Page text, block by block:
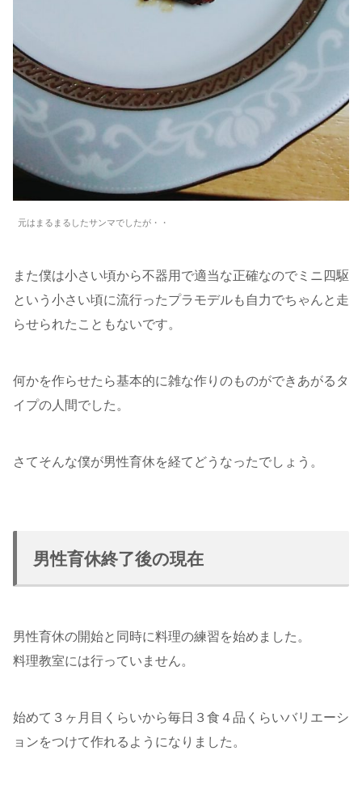
元はまるまるしたサンマでしたが・・
また僕は小さい頃から不器用で適当な正確なのでミニ四駆
という小さい頃に流行ったプラモデルも自力でちゃんと走
らせられたこともないです。
何かを作らせたら基本的に雑な作りのものができあがるタ
イプの人間でした。
さてそんな僕が男性育休を経てどうなったでしょう。
男性育休終了後の現在
男性育休の開始と同時に料理の練習を始めました。
料理教室には行っていません。
始めて３ヶ月目くらいから毎日３食４品くらいバリエーシ
ョンをつけて作れるようになりました。